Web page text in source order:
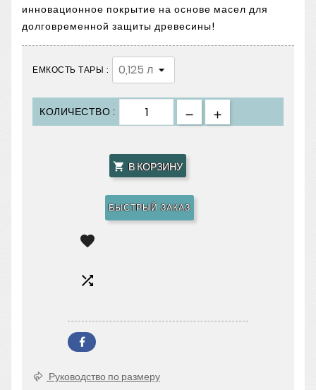
инновационное покрытие на основе масел для
долговременной защиты древесины!
ЕМКОСТЬ ТАРЫ :
КОЛИЧЕСТВО :
 В КОРЗИНУ
БЫСТРЫЙ ЗАКАЗ


Руководство по размеру